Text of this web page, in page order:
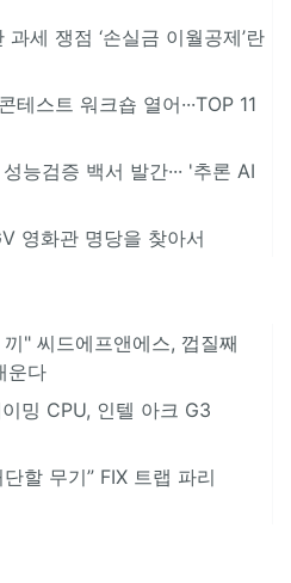
세 쟁점 ‘손실금 이월공제’란
스트 워크숍 열어···TOP 11
능검증 백서 발간··· '추론 AI
영화관 명당을 찾아서
" 씨드에프앤에스, 껍질째
운다
밍 CPU, 인텔 아크 G3
할 무기” FIX 트랩 파리